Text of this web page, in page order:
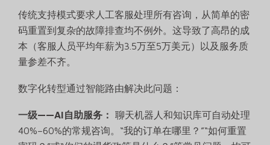
传统支持模式要求人工客服处理所有咨询，从简单的密
码重置到复杂的故障排查均不例外。这导致了高昂的成
本（客服人员平均年薪为3.5万至5万美元）以及服务质
量参差不齐。
数字化转型通过智能路由解决此问题：
一级——AI自助服务：
聊天机器人和知识库可自动处理
40%–60%的常规咨询。“我的订单在哪里？”“如何重置